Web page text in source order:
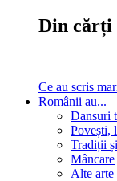
Din cărți
Ce au scris
Românii au...
Dansuri
Povești,
Tradiții
Mâncare
Alte arte